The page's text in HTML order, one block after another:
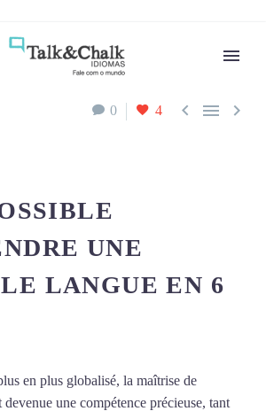
0 4   
UNE
LANGUE EN 6
en plus globalisé, la maîtrise de
devenue une compétence précieuse, tant